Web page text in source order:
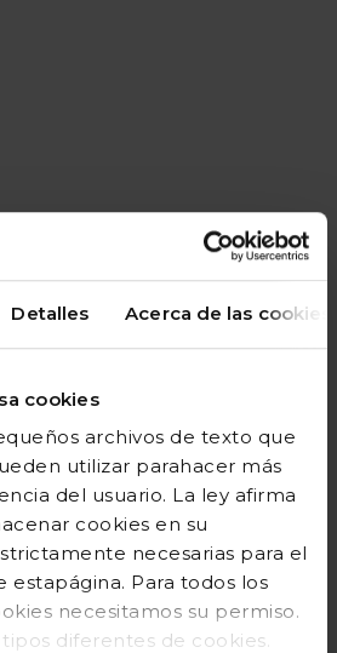
Detalles Acerca de las cookies
cookies
archivos de texto que
utilizar parahacer más
del usuario. La ley afirma
cookies en su
necesarias para el
Para todos los
necesitamos su permiso.
diferentes de cookies.
Añadir a la cesta